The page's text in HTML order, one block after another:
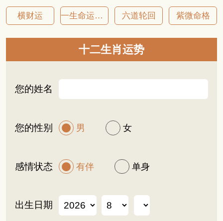
横财运 一生命运详批 六道轮回 紫微命格
十二生肖运势
您的姓名
您的性别 男 女
感情状态 有伴 单身
出生日期